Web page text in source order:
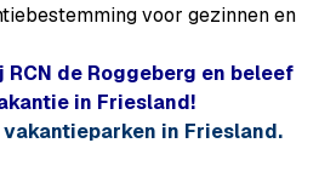
voor gezinnen en
de Roggeberg en beleef
in Friesland!
in Friesland.